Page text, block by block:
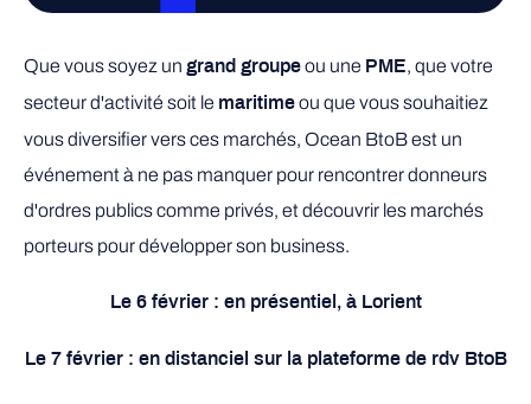
Que vous soyez un grand groupe ou une PME, que votre
secteur d'activité soit le maritime ou que vous souhaitiez
vous diversifier vers ces marchés, Ocean BtoB est un
événement à ne pas manquer pour rencontrer donneurs
d'ordres publics comme privés, et découvrir les marchés
porteurs pour développer son business.
Le 6 février : en présentiel, à Lorient
Le 7 février : en distanciel sur la plateforme de rdv BtoB